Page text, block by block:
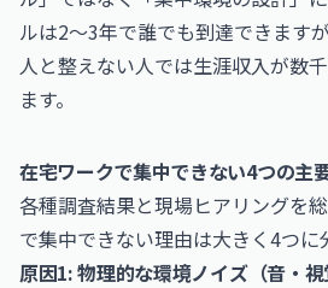
ルは2〜3年で誰でも到達できます
人と整えない人では生涯収入が数
ます。
在宅ワークで集中できない4つの主
各種調査結果と現場ヒアリングを
で集中できない理由は大きく4つに
原因1: 物理的な環境ノイズ（音・視